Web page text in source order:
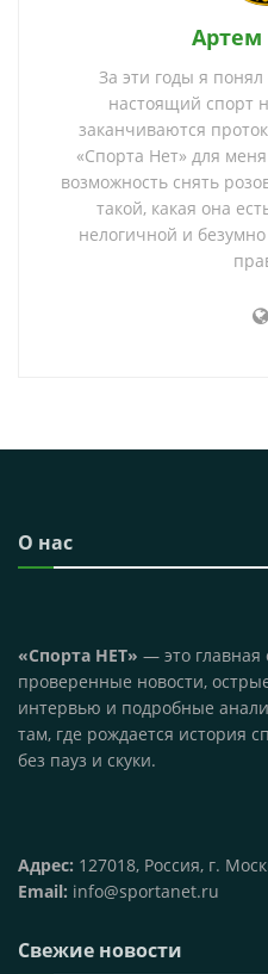
За эти годы я
настоящий спорт
заканчиваются
«Спорта Нет» для
возможность снять
такой, какая она
нелогичной и
О нас
«Спорта НЕТ» — это главная
проверенные новости,
интервью и подробные
там, где рождается история
без пауз и скуки.
Адрес: 127018, Россия, г.
Email: info@sportanet.ru
Свежие новости